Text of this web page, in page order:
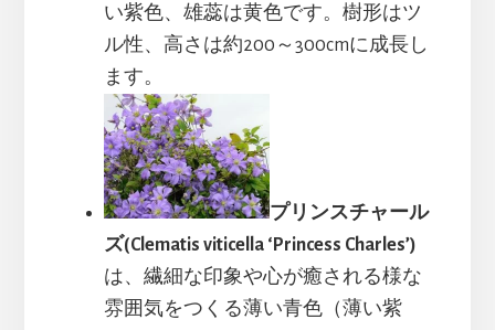
い紫色、雄蕊は黄色です。樹形はツ
ル性、高さは約200～300cmに成長し
ます。
プリンスチャール
ズ(Clematis viticella ‘Princess Charles’)
は、繊細な印象や心が癒される様な
雰囲気をつくる薄い青色（薄い紫